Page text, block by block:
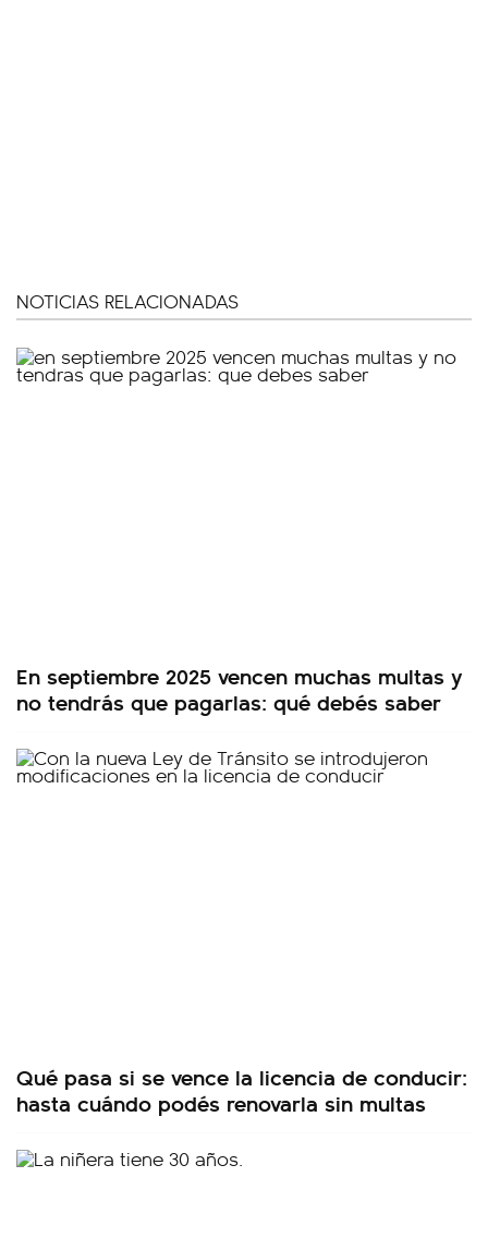
NOTICIAS RELACIONADAS
En septiembre 2025 vencen muchas multas y
no tendrás que pagarlas: qué debés saber
Qué pasa si se vence la licencia de conducir:
hasta cuándo podés renovarla sin multas